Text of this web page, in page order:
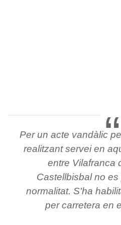
Per un acte vandàlic
realitzant servei en
entre Vilafranca
Castellbisbal no
normalitat. S'ha
per carretera en